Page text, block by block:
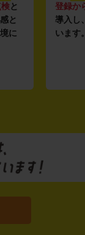
と
と
に
登録か
導入し
います